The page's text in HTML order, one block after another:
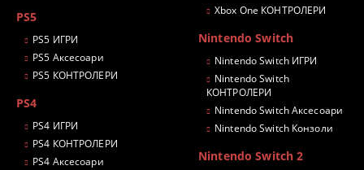
PS5
PS5 ИГРИ
PS5 Аксесоари
PS5 КОНТРОЛЕРИ
PS4
PS4 ИГРИ
PS4 КОНТРОЛЕРИ
PS4 Аксесоари
Xbox One КОНТРОЛЕРИ
Nintendo Switch
Nintendo Switch ИГРИ
Nintendo Switch
КОНТРОЛЕРИ
Nintendo Switch Аксесоари
Nintendo Switch Конзоли
Nintendo Switch 2